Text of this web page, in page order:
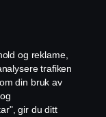
og reklame,
trafiken
din bruk av
gir du ditt